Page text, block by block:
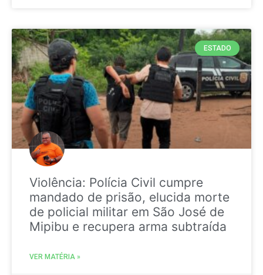
ESTADO
Violência: Polícia Civil cumpre
mandado de prisão, elucida morte
de policial militar em São José de
Mipibu e recupera arma subtraída
VER MATÉRIA »